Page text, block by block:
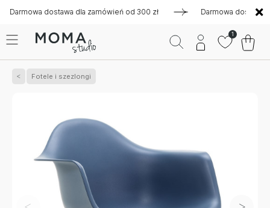
dostawa dla zamówień od 300 zł Darmowa dostawa dla
1
Fotele i szezlongi